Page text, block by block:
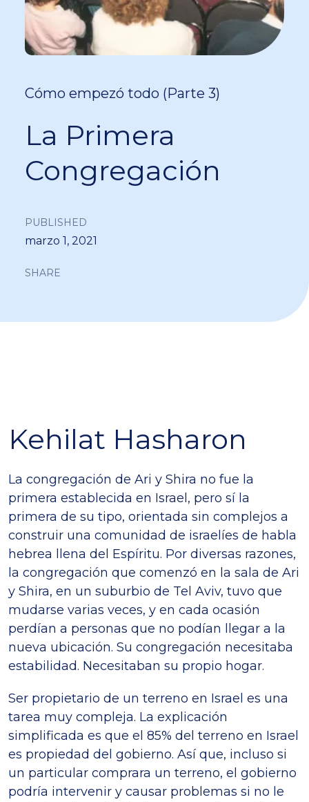
Cómo empezó todo (Parte 3)
La Primera
Congregación
PUBLISHED
marzo 1, 2021
SHARE
Kehilat Hasharon
La congregación de Ari y Shira no fue la
primera establecida en Israel, pero sí la
primera de su tipo, orientada sin complejos a
construir una comunidad de israelíes de habla
hebrea llena del Espíritu. Por diversas razones,
la congregación que comenzó en la sala de Ari
y Shira, en un suburbio de Tel Aviv, tuvo que
mudarse varias veces, y en cada ocasión
perdían a personas que no podían llegar a la
nueva ubicación. Su congregación necesitaba
estabilidad. Necesitaban su propio hogar.
Ser propietario de un terreno en Israel es una
tarea muy compleja. La explicación
simplificada es que el 85% del terreno en Israel
es propiedad del gobierno. Así que, incluso si
un particular comprara un terreno, el gobierno
podría intervenir y causar problemas si no le